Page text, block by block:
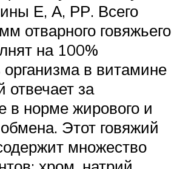
Е, А, РР. Всего
отварного говяжьего
на 100%
организма в витамине
отвечает за
в норме жирового и
Этот говяжий
множество